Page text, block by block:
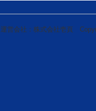
運営会社：株式会社壱頁